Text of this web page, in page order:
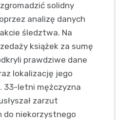
solidny
analizę danych
śledztwa. Na
książek za sumę
prawdziwe dane
lokalizację jego
33-letni mężczyzna
zarzut
do niekorzystnego